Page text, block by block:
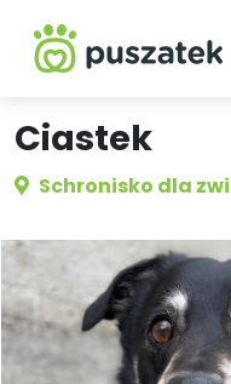
Ciastek
Schronisko dla